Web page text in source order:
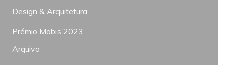
Design & Arquitetura
Prémio Mobis 2023
Arquivo